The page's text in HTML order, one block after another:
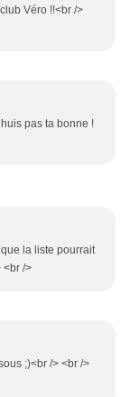
Véro !!<br />
pas ta bonne !
la liste pourrait
<br />
;)<br /> <br />